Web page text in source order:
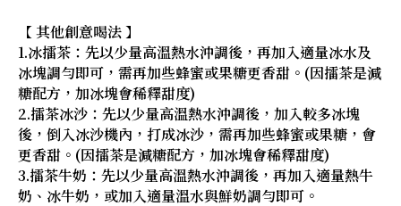
【 其他創意喝法 】
1.冰擂茶：先以少量高溫熱水沖調後，再加入適量冰水及
冰塊調勻即可，需再加些蜂蜜或果糖更香甜。(因擂茶是減
糖配方，加冰塊會稀釋甜度)
2.擂茶冰沙：先以少量高溫熱水沖調後，加入較多冰塊
後，倒入冰沙機內，打成冰沙，需再加些蜂蜜或果糖，會
更香甜。(因擂茶是減糖配方，加冰塊會稀釋甜度)
3.擂茶牛奶：先以少量高溫熱水沖調後，再加入適量熱牛
奶、冰牛奶，或加入適量溫水與鮮奶調勻即可。